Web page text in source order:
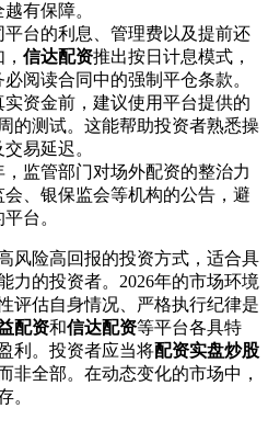
有保障。
平台的利息、管理费以及提前还
信达配资推出按日计息模式，
阅读合同中的强制平仓条款。
实资金前，建议使用平台提供的
的测试。这能帮助投资者熟悉操
易延迟。
，监管部门对场外配资的整治力
、银保监会等机构的公告，避
台。
风险高回报的投资方式，适合具
力的投资者。2026年的市场环境
评估自身情况、严格执行纪律是
配资和信达配资等平台各具特
利。投资者应当将配资实盘炒股
非全部。在动态变化的市场中，
。